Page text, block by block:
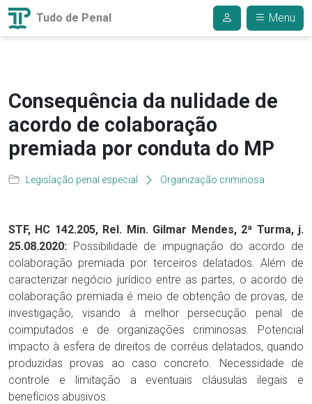
Tudo de Penal Menu
Consequência da nulidade de
acordo de colaboração
premiada por conduta do MP
Legislação penal especial Organização criminosa
STF, HC 142.205, Rel. Min. Gilmar Mendes, 2ª Turma, j.
25.08.2020: Possibilidade de impugnação do acordo de
colaboração premiada por terceiros delatados. Além de
caracterizar negócio jurídico entre as partes, o acordo de
colaboração premiada é meio de obtenção de provas, de
investigação, visando à melhor persecução penal de
coimputados e de organizações criminosas. Potencial
impacto à esfera de direitos de corréus delatados, quando
produzidas provas ao caso concreto. Necessidade de
controle e limitação a eventuais cláusulas ilegais e
benefícios abusivos.